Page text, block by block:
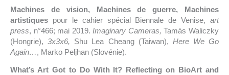
Machines de vision, Machines de guerre, Machines
artistiques pour le cahier spécial Biennale de Venise, art
press, n°466; mai 2019. Imaginary Cameras,Tamás Waliczky
(Hongrie),3x3x6, Shu Lea Cheang (Taiwan), Here We Go
Again…, Marko Peljhan (Slovénie).
What’s Art Got to Do With It? Reflecting on BioArt and